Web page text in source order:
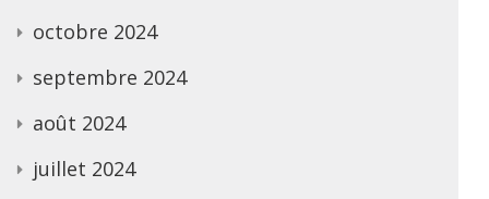
octobre 2024
septembre 2024
août 2024
juillet 2024